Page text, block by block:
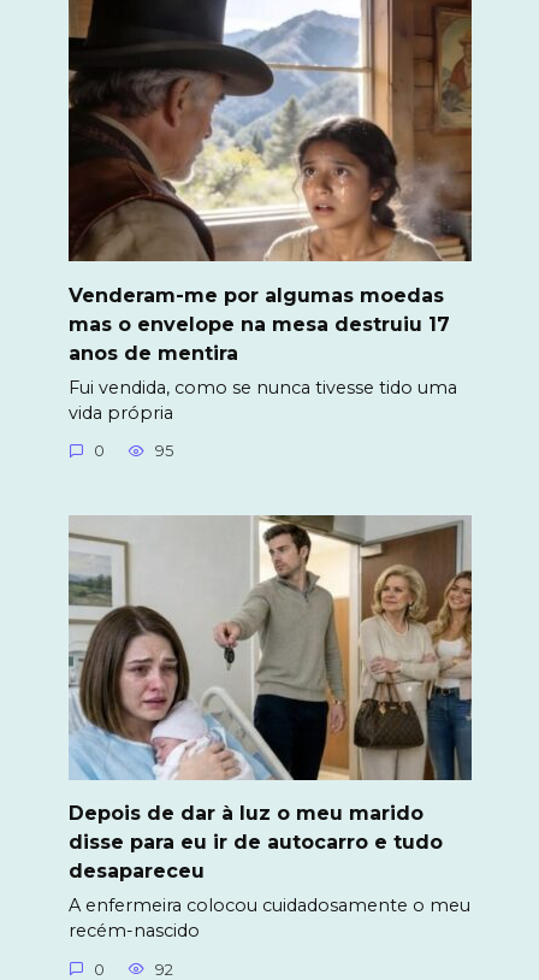
Venderam-me por algumas moedas
mas o envelope na mesa destruiu 17
anos de mentira
Fui vendida, como se nunca tivesse tido uma
vida própria
0 95
Depois de dar à luz o meu marido
disse para eu ir de autocarro e tudo
desapareceu
A enfermeira colocou cuidadosamente o meu
recém-nascido
0 92